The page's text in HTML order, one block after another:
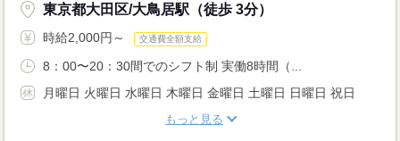
東京都大田区/大鳥居駅（徒歩 3分）
時給2,000円～ 交通費全額支給
8：00〜20：30間でのシフト制 実働8時間（...
月曜日 火曜日 水曜日 木曜日 金曜日 土曜日 日曜日 祝日
もっと見る